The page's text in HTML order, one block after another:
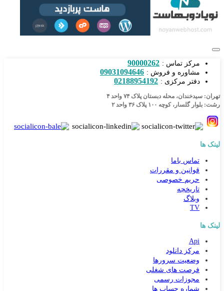
جهت ارتباط در پیامرسان بله کلیک کنید
تماس تلفنی با کارشناس فروش
09031094646
مرکز تماس : 90000262
مشاوره و فروش : 09031094646
دفتر مرکزی : 02188954192
تهران: سیدخندان، محله دبستان پلاک ۷۴ واحد ۴
رشت: بلوار گلسار، کوچه ۱۰۰ پلاک ۳۶ واحد ۲
لینک ها
تماس باما
قوانین و مقررات
حریم خصوصی
تاریخچه
وبلاگ
TV
لینک ها
Api
مرکز دانلود
وضعیت سرورها
فرصت های شغلی
مجوزات رسمی
شماره حساب ها